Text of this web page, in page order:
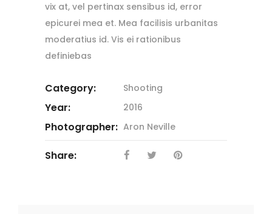
vix at, vel pertinax sensibus id, error
epicurei mea et. Mea facilisis urbanitas
moderatius id. Vis ei rationibus
definiebas
Category: Shooting
Year: 2016
Photographer: Aron Neville
Share: